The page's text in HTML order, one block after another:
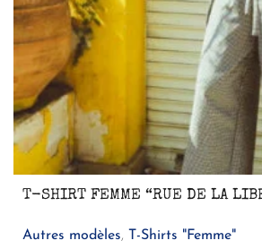
T-SHIRT FEMME “RUE DE LA
Autres modèles, T-Shirts "Femme"